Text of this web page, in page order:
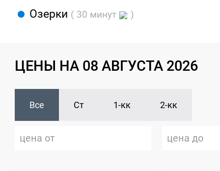
Озерки ( 30 минут )
ЦЕНЫ НА 08 АВГУСТА 2026
Все Ст 1-кк 2-кк